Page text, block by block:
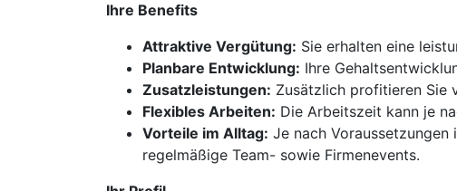
Ihre Benefits
Attraktive Vergütung: Sie erhalten eine
Planbare Entwicklung: Ihre
Zusatzleistungen: Zusätzlich profitieren Sie
Flexibles Arbeiten: Die Arbeitszeit kann je
Vorteile im Alltag: Je nach
regelmäßige Team- sowie Firmenevents.